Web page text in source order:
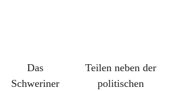
Das
Schweriner
Teilen neben der
politischen